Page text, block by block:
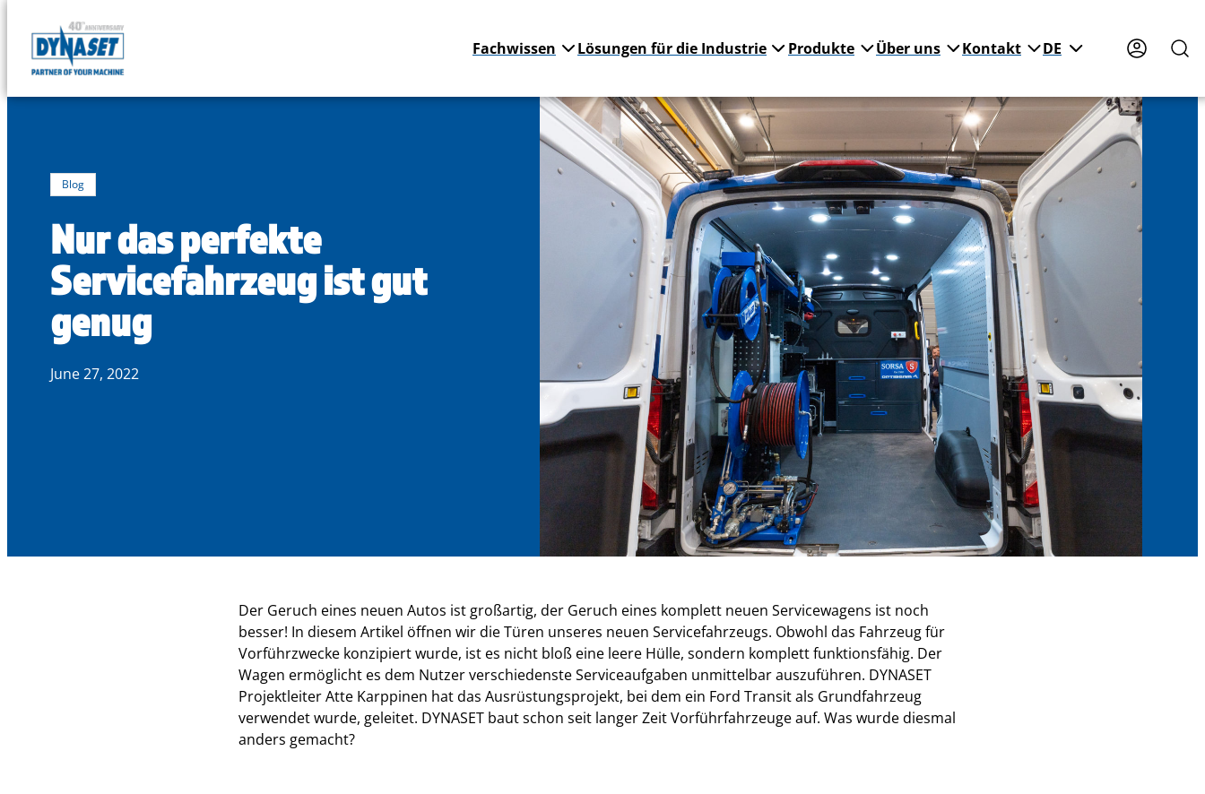
Skip
DYNASET
Fachwissen Lösungen für die Industrie Produkte Über uns Kontakt DE
Blog
Nur das perfekte
Servicefahrzeug ist gut
genug
June 27, 2022
Der Geruch eines neuen Autos ist großartig, der Geruch eines komplett neuen Servicewagens ist noch
besser! In diesem Artikel öffnen wir die Türen unseres neuen Servicefahrzeugs. Obwohl das Fahrzeug für
Vorführzwecke konzipiert wurde, ist es nicht bloß eine leere Hülle, sondern komplett funktionsfähig. Der
Wagen ermöglicht es dem Nutzer verschiedenste Serviceaufgaben unmittelbar auszuführen. DYNASET
Projektleiter Atte Karppinen hat das Ausrüstungsprojekt, bei dem ein Ford Transit als Grundfahrzeug
verwendet wurde, geleitet. DYNASET baut schon seit langer Zeit Vorführfahrzeuge auf. Was wurde diesmal
anders gemacht?